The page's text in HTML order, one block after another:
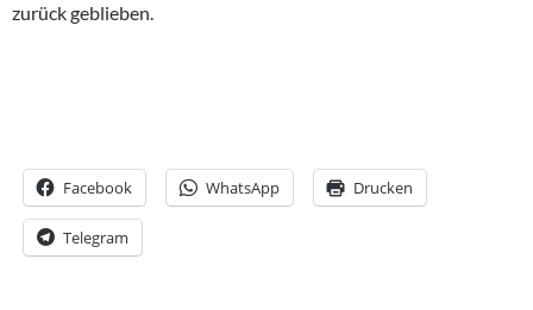
zurück geblieben.
Facebook WhatsApp Drucken
Telegram